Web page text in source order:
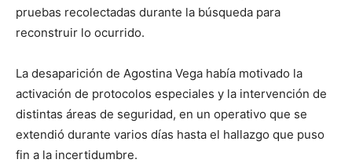
pruebas recolectadas durante la búsqueda para
reconstruir lo ocurrido.
La desaparición de Agostina Vega había motivado la
activación de protocolos especiales y la intervención de
distintas áreas de seguridad, en un operativo que se
extendió durante varios días hasta el hallazgo que puso
fin a la incertidumbre.